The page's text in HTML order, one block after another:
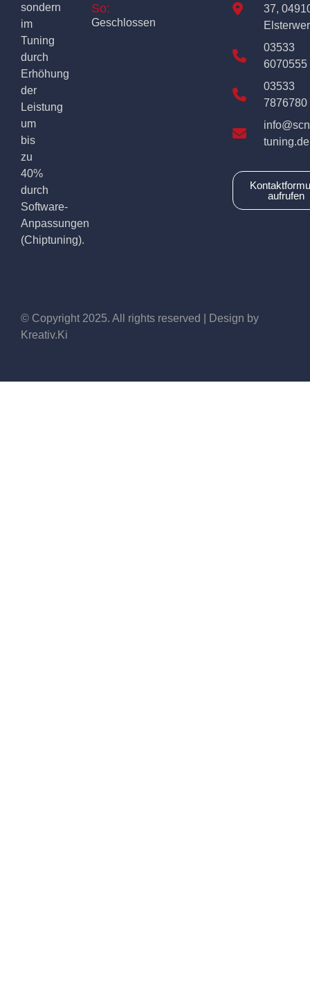
sondern
im
Tuning
durch
Erhöhung
der
Leistung
um
bis
zu
40%
durch
Software-
Anpassungen
(Chiptuning).
So:
Geschlossen
37,
03533
6070555
03533
7876780
tuning.de
aufrufen
© Copyright 2025. All rights reserved | Design by
Kreativ.Ki